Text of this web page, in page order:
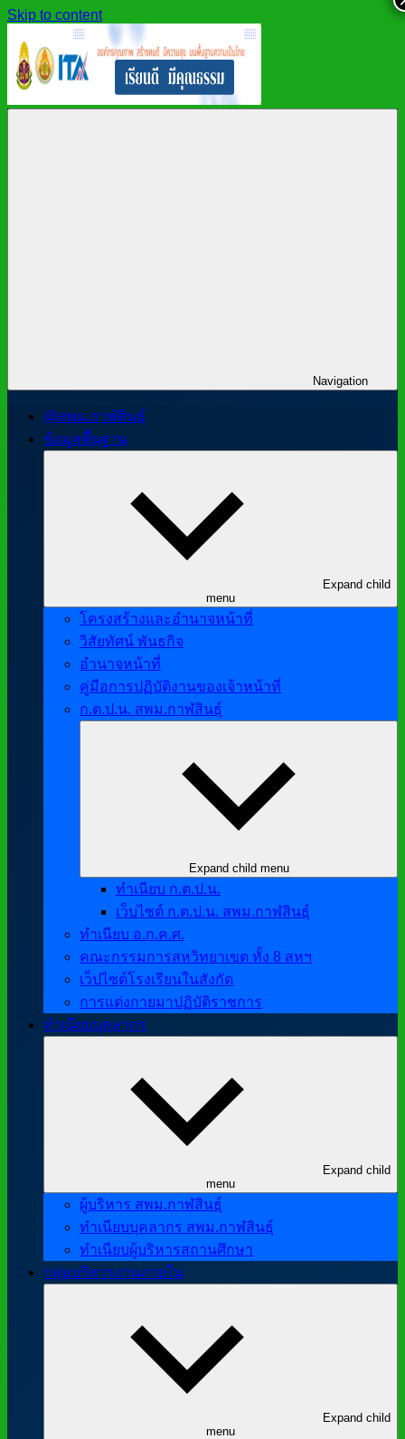
Skip to content
Navigation
@สพม.กาฬสินธุ์
ข้อมูลพื้นฐาน
Expand child
menu
โครงสร้างและอำนาจหน้าที่
วิสัยทัศน์ พันธกิจ
อำนาจหน้าที่
คู่มือการปฏิบัติงานของเจ้าหน้าที่
ก.ต.ป.น. สพม.กาฬสินธุ์
Expand child menu
ทำเนียบ ก.ต.ป.น.
เว็บไซต์ ก.ต.ป.น. สพม.กาฬสินธุ์
ทำเนียบ อ.ก.ค.ศ.
คณะกรรมการสหวิทยาเขต ทั้ง 8 สหฯ
เว็ปไซต์โรงเรียนในสังกัด
การแต่งกายมาปฏิบัติราชการ
ทำเนียบบุคลากร
Expand child
menu
ผู้บริหาร สพม.กาฬสินธุ์
ทำเนียบบุคลากร สพม.กาฬสินธุ์
ทำเนียบผู้บริหารสถานศึกษา
กลุ่มบริหารงานภายใน
Expand child
menu